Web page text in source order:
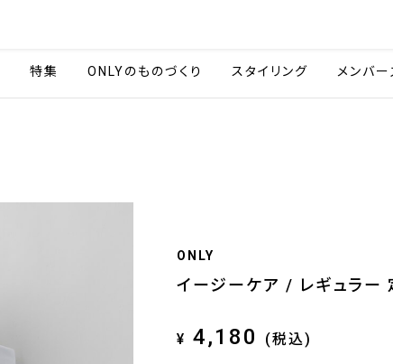
特集 ONLYのものづくり スタイリング メンバ
ONLY
イージーケア / レギュラー
¥ 4,180 (税込)